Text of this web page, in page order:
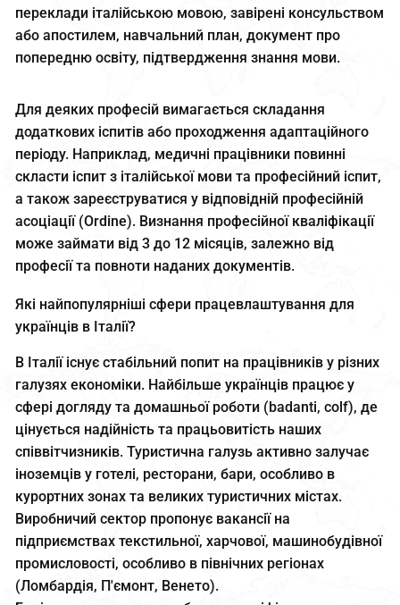
переклади італійською мовою, завірені консульством
або апостилем, навчальний план, документ про
попередню освіту, підтвердження знання мови.
Для деяких професій вимагається складання
додаткових іспитів або проходження адаптаційного
періоду. Наприклад, медичні працівники повинні
скласти іспит з італійської мови та професійний іспит,
а також зареєструватися у відповідній професійній
асоціації (Ordine). Визнання професійної кваліфікації
може займати від 3 до 12 місяців, залежно від
професії та повноти наданих документів.
Які найпопулярніші сфери працевлаштування для
українців в Італії?
В Італії існує стабільний попит на працівників у різних
галузях економіки. Найбільше українців працює у
сфері догляду та домашньої роботи (badanti, colf), де
цінується надійність та працьовитість наших
співвітчизників. Туристична галузь активно залучає
іноземців у готелі, ресторани, бари, особливо в
курортних зонах та великих туристичних містах.
Виробничий сектор пропонує вакансії на
підприємствах текстильної, харчової, машинобудівної
промисловості, особливо в північних регіонах
(Ломбардія, П'ємонт, Венето).